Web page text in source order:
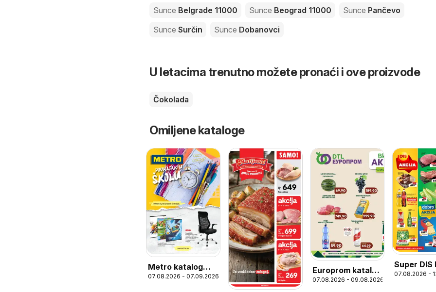
Sunce Belgrade 11000 Sunce Beograd 11000 Sunce Pančevo
Sunce Surčin Sunce Dobanovci
U letacima trenutno možete pronaći i ove proizvode
Čokolada
Omiljene kataloge
Metro katalog
Povratak u školu
07.08.2026 - 07.09.2026
Europrom katalog
Викенд акција
07.08.2026 - 09.08.2026
Super DIS
Nedeljna
07.08.2026 -